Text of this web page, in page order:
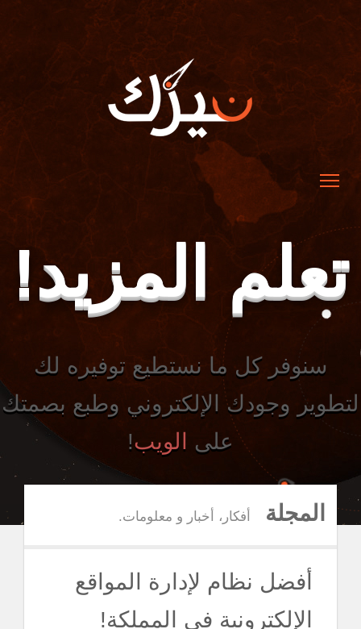
تعلم المزيد!
سنوفر كل ما نستطيع توفيره لك
لتطوير وجودك الإلكتروني وطبع بصمتك
على
الويب!
المجلة أفكار، أخبار و معلومات.
أفضل نظام لإدارة المواقع
الإلكترونية في المملكة!